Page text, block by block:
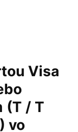
Visa
(T / T
vo